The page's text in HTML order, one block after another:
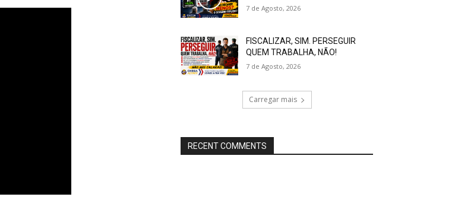
7 de Agosto, 2026
FISCALIZAR, SIM. PERSEGUIR
QUEM TRABALHA, NÃO!
7 de Agosto, 2026
Carregar mais
RECENT COMMENTS